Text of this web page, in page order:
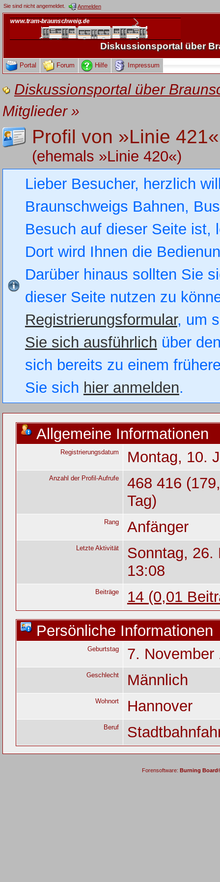
Sie sind nicht angemeldet. Anmelden
Diskussionsportal über
Portal Forum Hilfe Impressum
Diskussionsportal über
Mitglieder»
Profil von »Linie 421«
(ehemals »Linie 420«)
Lieber Besucher, herzlich
Braunschweigs Bahnen,
Besuch auf dieser Seite
Dort wird Ihnen die
Darüber hinaus sollten Sie
dieser Seite nutzen zu
Registrierungsformular, um
Sie sich ausführlich über
sich bereits zu einem
Sie sich hier anmelden.
Allgemeine Informationen
Registrierungsdatum Montag, 10.
Anzahl der Profil-Aufrufe
468 416
Tag)
Rang Anfänger
Letzte Aktivität
Sonntag, 26.
13:08
Beiträge
14 (0,01
Persönliche Informationen
Geburtstag 7. November
Geschlecht Männlich
Wohnort Hannover
Beruf
Forensoftware: Burning